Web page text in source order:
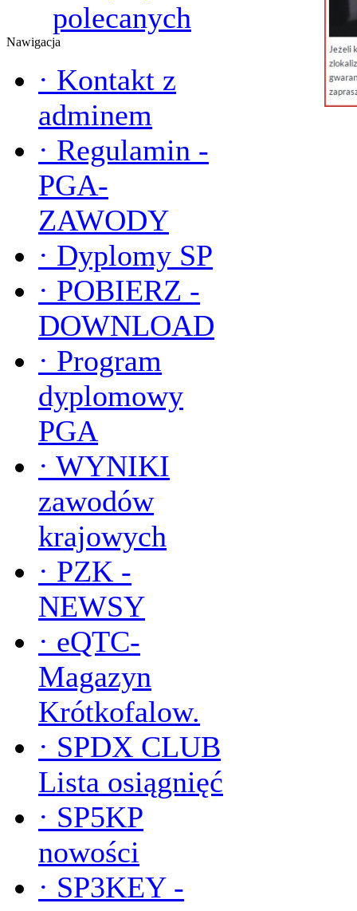
polecanych
Nawigacja
· Kontakt z
adminem
· Regulamin -
PGA-
ZAWODY
· Dyplomy SP
· POBIERZ -
DOWNLOAD
· Program
dyplomowy
PGA
· WYNIKI
zawodów
krajowych
· PZK -
NEWSY
· eQTC-
Magazyn
Krótkofalow.
· SPDX CLUB
Lista osiągnięć
· SP5KP
nowości
· SP3KEY -